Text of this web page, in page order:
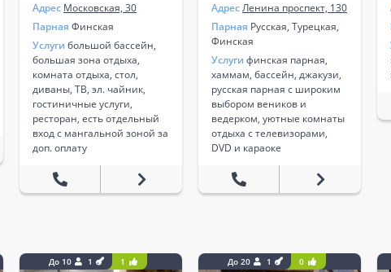
Адрес Московская, 30
Парная Финская
Услуги большой бассейн,
большая зона отдыха,
комната отдыха, стол,
диваны, ТВ, эл. чайник,
гостиничные услуги,
ресторан, есть отдельный
вход с мангальной зоной за
доп. оплату
АдресЛенина проспект, 130
Парная Русская, Турецкая,
Финская
Услуги финская парная,
хаммам, бассейн, джакузи,
русская парная с широким
выбором веников и
ведерком, уютные комнаты
отдыха с телевизорами,
DVD и караоке
До 10 1 1 До 20 1 0